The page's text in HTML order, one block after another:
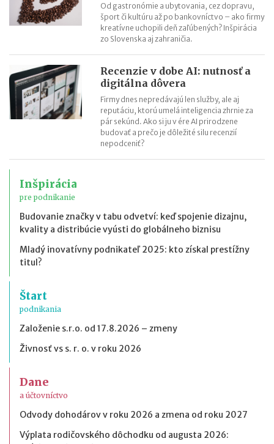
Od gastronómie a ubytovania, cez dopravu,
šport či kultúru až po bankovníctvo – ako firmy
kreatívne uchopili deň zaľúbených? Inšpirácia
zo Slovenska aj zahraničia.
Recenzie v dobe AI: nutnosť a
digitálna dôvera
Firmy dnes nepredávajú len služby, ale aj
reputáciu, ktorú umelá inteligencia zhrnie za
pár sekúnd. Ako si ju v ére AI prirodzene
budovať a prečo je dôležité silu recenzií
nepodceniť?
Inšpirácia
pre podnikanie
Budovanie značky v tabu odvetví: keď spojenie dizajnu,
kvality a distribúcie vyústi do globálneho biznisu
Mladý inovatívny podnikateľ 2025: kto získal prestížny
titul?
Štart
podnikania
Založenie s.r.o. od 17.8.2026 – zmeny
Živnosť vs s. r. o. v roku 2026
Dane
a účtovníctvo
Odvody dohodárov v roku 2026 a zmena od roku 2027
Výplata rodičovského dôchodku od augusta 2026: